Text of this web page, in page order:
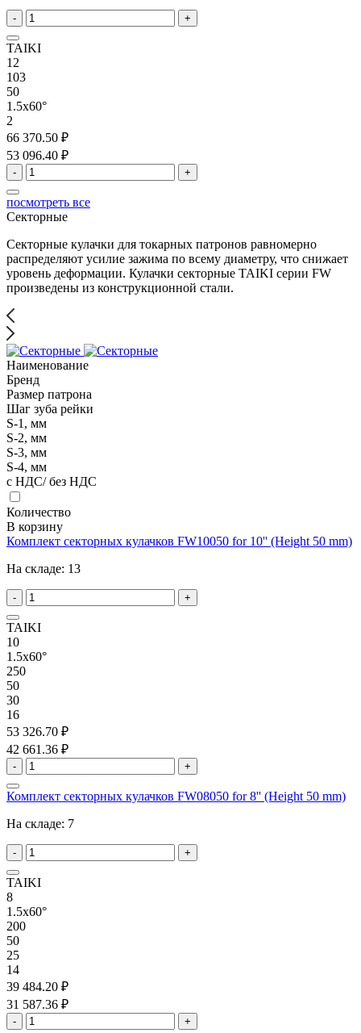
- +
TAIKI
12
103
50
1.5x60°
2
66 370.50 ₽
53 096.40 ₽
- +
посмотреть все
Секторные
Секторные кулачки для токарных патронов равномерно
распределяют усилие зажима по всему диаметру, что снижает
уровень деформации. Кулачки секторные TAIKI серии FW
произведены из конструкционной стали.
Наименование
Бренд
Размер патрона
Шаг зуба рейки
S-1, мм
S-2, мм
S-3, мм
S-4, мм
с НДС/ без НДС
Количество
В корзину
Комплект секторных кулачков FW10050 for 10'' (Height 50 mm)
На складе: 13
- +
TAIKI
10
1.5x60°
250
50
30
16
53 326.70 ₽
42 661.36 ₽
- +
Комплект секторных кулачков FW08050 for 8'' (Height 50 mm)
На складе: 7
- +
TAIKI
8
1.5x60°
200
50
25
14
39 484.20 ₽
31 587.36 ₽
- +